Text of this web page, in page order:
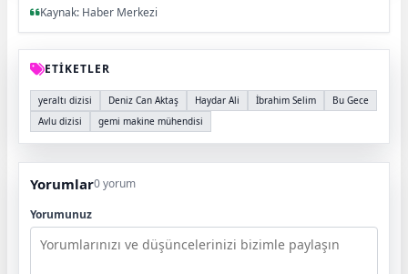
Kaynak: Haber Merkezi
ETİKETLER
yeraltı dizisi Deniz Can Aktaş Haydar Ali İbrahim Selim
Bu Gece
Avlu dizisi
gemi makine mühendisi
Yorumlar0 yorum
Yorumunuz